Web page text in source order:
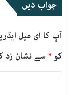
جواب دیں
آپ کا ای میل
کو *سے نشان زد